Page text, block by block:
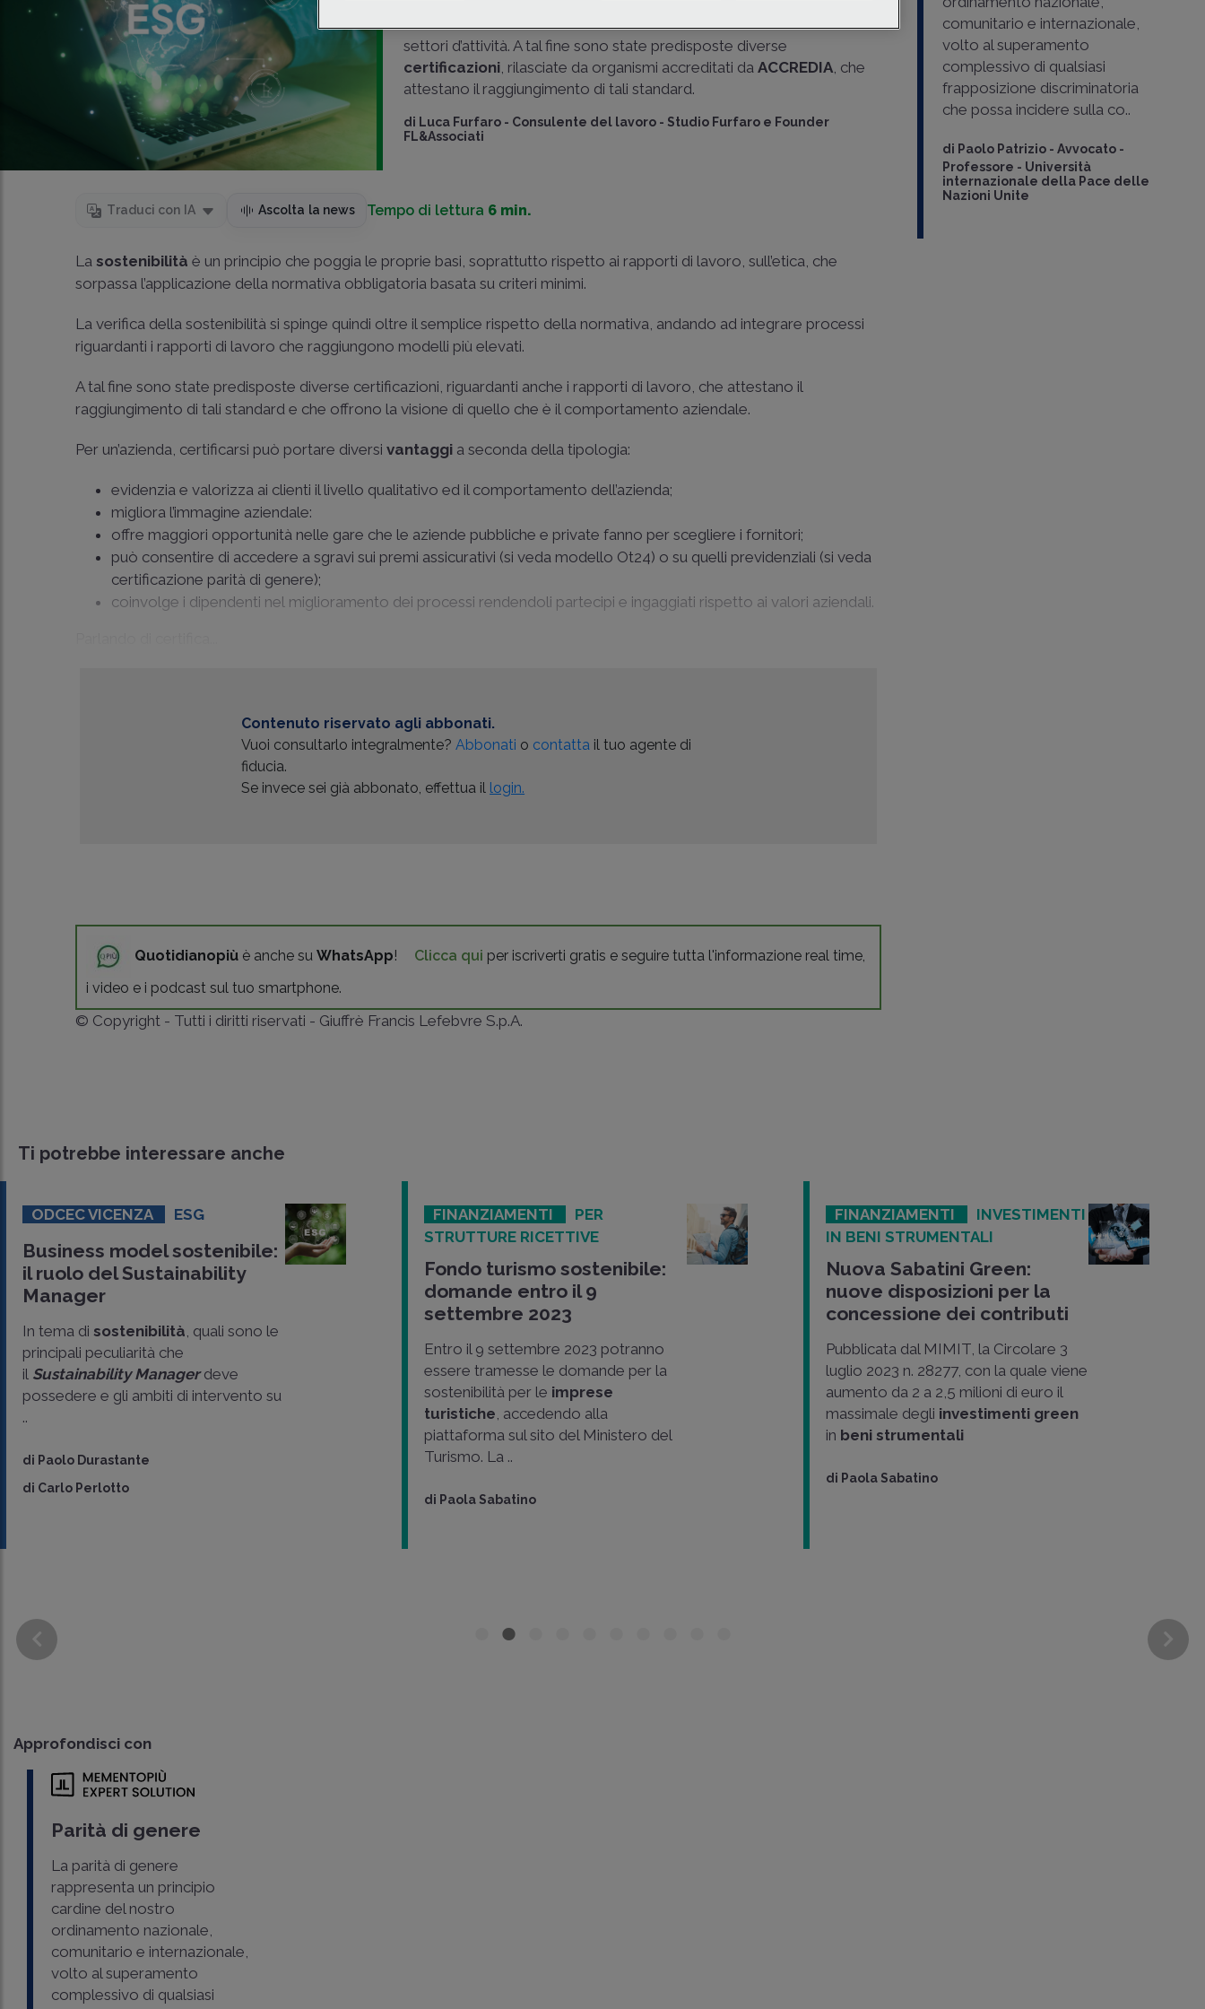
interessato all’attuazione delle misure di sostenibilità nei diversi
settori d’attività. A tal fine sono state predisposte diverse
certificazioni, rilasciate da organismi accreditati daACCREDIA, che
attestano il raggiungimento di tali standard.
di Luca Furfaro - Consulente del lavoro - Studio Furfaro e Founder
FL&Associati
Traduci con IA Ascolta la news Tempo di lettura 6 min.
La sostenibilità è un principio che poggia le proprie basi, soprattutto rispetto ai rapporti di lavoro, sull’etica, che
sorpassa l’applicazione della normativa obbligatoria basata su criteri minimi.
La verifica della sostenibilità si spinge quindi oltre il semplice rispetto della normativa, andando ad integrare processi
riguardanti i rapporti di lavoro che raggiungono modelli più elevati.
A tal fine sono state predisposte diverse certificazioni, riguardanti anche i rapporti di lavoro, che attestano il
raggiungimento di tali standard e che offrono la visione di quello che è il comportamento aziendale.
Per un’azienda, certificarsi può portare diversivantaggi a seconda della tipologia:
evidenzia e valorizza ai clienti il livello qualitativo ed il comportamento dell’azienda;
migliora l’immagine aziendale:
offre maggiori opportunità nelle gare che le aziende pubbliche e private fanno per scegliere i fornitori;
può consentire di accedere a sgravi sui premi assicurativi (si veda modello Ot24) o su quelli previdenziali (si veda
certificazione parità di genere);
coinvolge i dipendenti nel miglioramento dei processi rendendoli partecipi e ingaggiati rispetto ai valori aziendali.
Contenuto riservato agli abbonati.
Vuoi consultarlo integralmente?Abbonati o contatta il tuo agente di
fiducia.
Se invece sei già abbonato, effettua il login.
Quotidianopiù è anche suWhatsApp! Clicca qui per iscriverti gratis e seguire tutta l'informazione real time,
i video e i podcast sul tuo smartphone.
© Copyright - Tutti i diritti riservati - Giuffrè Francis Lefebvre S.p.A.
comunitario e internazionale,
volto al superamento
complessivo di qualsiasi
frapposizione discriminatoria
che possa incidere sulla co..
di Paolo Patrizio - Avvocato -
Professore - Università
internazionale della Pace delle
Nazioni Unite
Ti potrebbe interessare anche
ODCEC VICENZA ESG
Business model sostenibile:
il ruolo del Sustainability
Manager
In tema di sostenibilità , quali sono le
principali peculiarità che
il Sustainability Managerdeve
possedere e gli ambiti di intervento su
..
di Paolo Durastante
di Carlo Perlotto
FINANZIAMENTI
PER
STRUTTURE RICETTIVE
Fondo turismo sostenibile:
domande entro il 9
settembre 2023
Entro il 9 settembre 2023 potranno
essere tramesse le domande per la
sostenibilità per le imprese
turistiche , accedendo alla
piattaforma sul sito del Ministero del
Turismo. La ..
di Paola Sabatino
FINANZIAMENTI
INVESTIMENTI
IN BENI STRUMENTALI
Nuova Sabatini Green:
nuove disposizioni per la
concessione dei contributi
Pubblicata dal MIMIT, la Circolare 3
luglio 2023 n. 28277, con la quale viene
aumento da 2 a 2,5 milioni di euro il
massimale degli investimenti green
in beni strumentali
di Paola Sabatino
Approfondisci con
Parità di genere
La parità di genere
rappresenta un principio
cardine del nostro
ordinamento nazionale,
comunitario e internazionale,
volto al superamento
complessivo di qualsiasi